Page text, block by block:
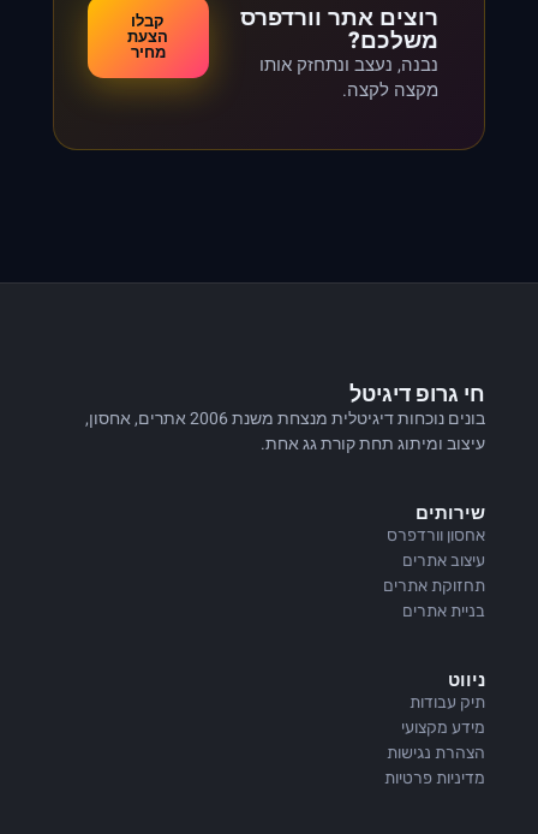
רוצים אתר וורדפרס
משלכם?
נבנה, נעצב ונתחזק אותו
מקצה לקצה.
קבלו
הצעת
מחיר
חי גרופ דיגיטל
בונים נוכחות דיגיטלית מנצחת משנת 2006 אתרים, אחסון,
עיצוב ומיתוג תחת קורת גג אחת.
שירותים
אחסון וורדפרס
עיצוב אתרים
תחזוקת אתרים
בניית אתרים
ניווט
תיק עבודות
מידע מקצועי
הצהרת נגישות
מדיניות פרטיות